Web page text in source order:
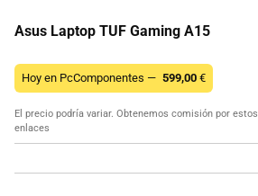
Asus Laptop TUF Gaming A15
Hoy en PcComponentes — 599,00 €
El precio podría variar. Obtenemos comisión por estos
enlaces